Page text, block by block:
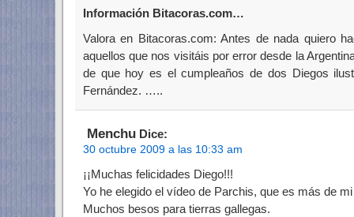
Información Bitacoras.com…
Valora en Bitacoras.com: Antes de nada quiero
aquellos que nos visitáis por error desde la
de que hoy es el cumpleaños de dos Diegos
Fernández. …..
Menchu Dice:
30 octubre 2009 a las 10:33 am
¡¡Muchas felicidades Diego!!!
Yo he elegido el vídeo de Parchis, que es más de
Muchos besos para tierras gallegas.